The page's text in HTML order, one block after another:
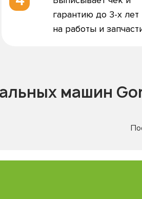
гарантию до 3-х лет
на работы и
машин